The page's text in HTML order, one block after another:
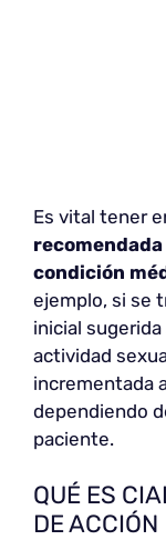
Es vital tener
condición
ejemplo, si se
inicial
actividad
incrementada
dependiendo
paciente.
QUÉ ES
DE ACCIÓN